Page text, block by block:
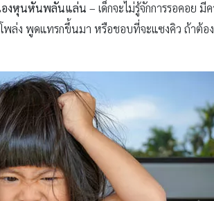
งหุนหันพลันแล่น – เด็กจะไม่รู้จักการรอคอย
พล่ง พูดแทรกขึ้นมา หรือชอบที่จะแซงคิว ถ้าต้